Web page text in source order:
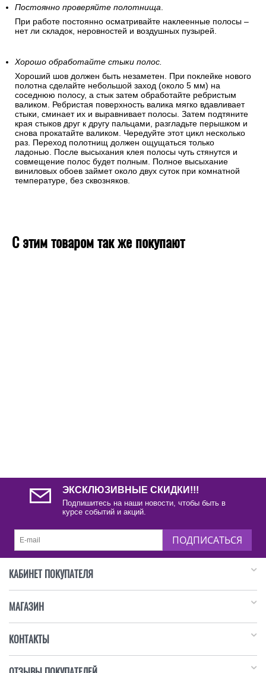
Постоянно проверяйте полотнища.
При работе постоянно осматривайте наклеенные полосы –
нет ли складок, неровностей и воздушных пузырей.
Хорошо обработайте стыки полос.
Хороший шов должен быть незаметен. При поклейке нового
полотна сделайте небольшой заход (около 5 мм) на
соседнюю полосу, а стык затем обработайте ребристым
валиком. Ребристая поверхность валика мягко вдавливает
стыки, сминает их и выравнивает полосы. Затем подтяните
края стыков друг к другу пальцами, разгладьте перышком и
снова прокатайте валиком. Чередуйте этот цикл несколько
раз. Переход полотнищ должен ощущаться только
ладонью. После высыхания клея полосы чуть стянутся и
совмещение полос будет полным. Полное высыхание
виниловых обоев займет около двух суток при комнатной
температуре, без сквозняков.
С этим товаром так же покупают
ЭКСКЛЮЗИВНЫЕ СКИДКИ!!!
Подпишитесь на наши новости, чтобы быть в
курсе событий и акций.
ПОДПИСАТЬСЯ
КАБИНЕТ ПОКУПАТЕЛЯ
МАГАЗИН
КОНТАКТЫ